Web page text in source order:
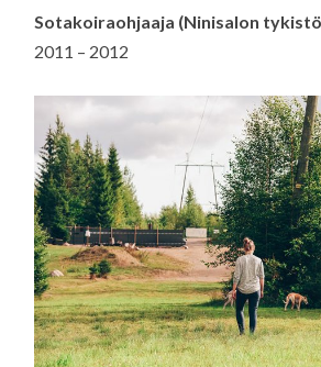
Sotakoiraohjaaja (Ninisalon
2011 – 2012